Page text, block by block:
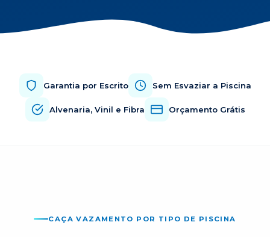
Garantia por Escrito Sem Esvaziar a Piscina
Alvenaria, Vinil e Fibra Orçamento Grátis
CAÇA VAZAMENTO POR TIPO DE PISCINA